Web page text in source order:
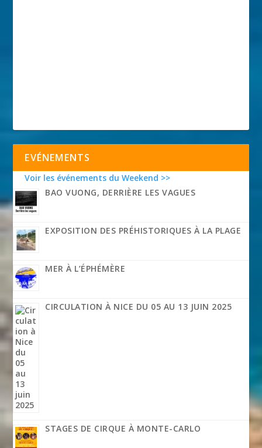
EVÉNEMENTS
Voir les événements du Weekend >>
BAO VUONG, DERRIÈRE LES VAGUES
EXPOSITION DES PRÉHISTORIQUES À LA PLAGE
MER À L’ÉPHÉMÈRE
CIRCULATION À NICE DU 05 AU 13 JUIN 2025
STAGES DE CIRQUE À MONTE-CARLO